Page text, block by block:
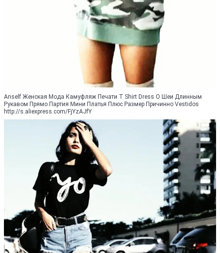
Anself Женская Мода Камуфляж Печати T Shirt Dress O Шеи Длинным
Рукавом Прямо Партия Мини Платья Плюс Размер Причинно Vestidos
http://s.aliexpress.com/FjYzAJfY